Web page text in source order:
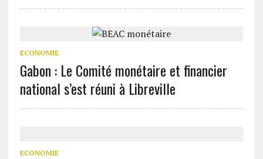
ECONOMIE
Gabon : Le Comité monétaire et financier
national s’est réuni à Libreville
ECONOMIE